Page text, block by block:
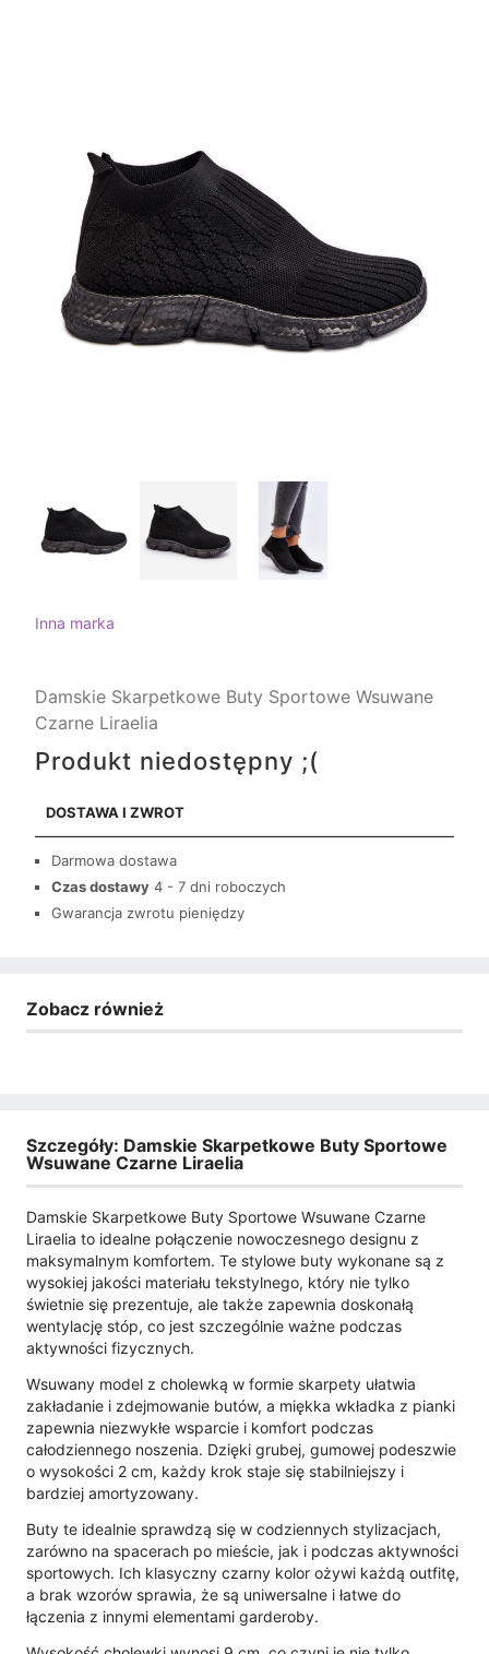
Inna marka
Damskie Skarpetkowe Buty Sportowe Wsuwane
Czarne Liraelia
Produkt niedostępny ;(
DOSTAWA I ZWROT
Darmowa dostawa
Czas dostawy 4 - 7 dni roboczych
Gwarancja zwrotu pieniędzy
Zobacz również
Szczegóły: Damskie Skarpetkowe Buty Sportowe
Wsuwane Czarne Liraelia
Damskie Skarpetkowe Buty Sportowe Wsuwane Czarne
Liraelia to idealne połączenie nowoczesnego designu z
maksymalnym komfortem. Te stylowe buty wykonane są z
wysokiej jakości materiału tekstylnego, który nie tylko
świetnie się prezentuje, ale także zapewnia doskonałą
wentylację stóp, co jest szczególnie ważne podczas
aktywności fizycznych.
Wsuwany model z cholewką w formie skarpety ułatwia
zakładanie i zdejmowanie butów, a miękka wkładka z pianki
zapewnia niezwykłe wsparcie i komfort podczas
całodziennego noszenia. Dzięki grubej, gumowej podeszwie
o wysokości 2 cm, każdy krok staje się stabilniejszy i
bardziej amortyzowany.
Buty te idealnie sprawdzą się w codziennych stylizacjach,
zarówno na spacerach po mieście, jak i podczas aktywności
sportowych. Ich klasyczny czarny kolor ożywi każdą outfitę,
a brak wzorów sprawia, że są uniwersalne i łatwe do
łączenia z innymi elementami garderoby.